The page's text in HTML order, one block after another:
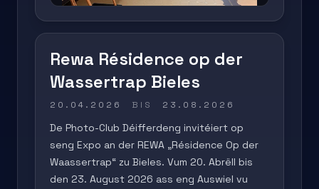
Rewa Résidence op der
Wassertrap Bieles
20.04.2026 BIS 23.08.2026
De Photo-Club Déifferdeng invitéiert op
seng Expo an der REWA „Résidence Op der
Waassertrap“ zu Bieles. Vum 20. Abrëll bis
den 23. August 2026 ass eng Auswiel vu